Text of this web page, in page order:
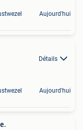
Aujourd'hui
Détails
Aujourd'hui